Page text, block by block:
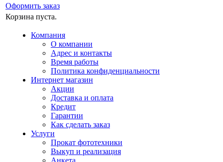
Оформить заказ
Корзина пуста.
Компания
О компании
Адрес и контакты
Время работы
Политика конфиденциальности
Интернет магазин
Акции
Доставка и оплата
Кредит
Гарантии
Как сделать заказ
Услуги
Прокат фототехники
Выкуп и реализация
Анкета